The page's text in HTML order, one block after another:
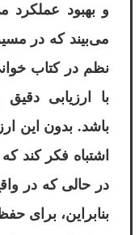
و بهبود عملکرد
می‌بیند که در
نظم در کتاب
با ارزیابی
باشد. بدون این
اشتباه فکر کند
در حالی که در
بنابراین، برای